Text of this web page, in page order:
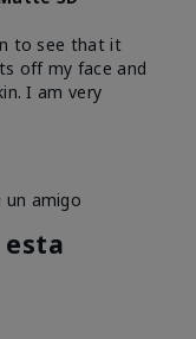
to see that it
off my face and
I am very
un amigo